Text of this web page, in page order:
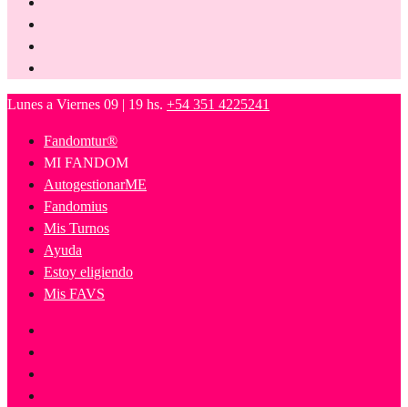
Lunes a Viernes 09 | 19 hs. +54 351 4225241
Fandomtur®
MI FANDOM
AutogestionarME
Fandomius
Mis Turnos
Ayuda
Estoy eligiendo
Mis FAVS